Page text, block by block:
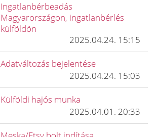
Ingatlanbérbeadás
Magyarországon, ingatlanbérlés
külföldön
2025.04.24. 15:15
Adatváltozás bejelentése
2025.04.24. 15:03
Külföldi hajós munka
2025.04.01. 20:33